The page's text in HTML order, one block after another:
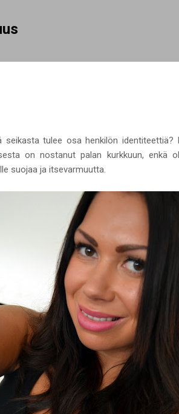
seikasta tulee osa henkilön
on nostanut palan kurkkuun, enkä
suojaa ja itsevarmuutta.